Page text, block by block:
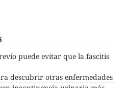
puede evitar que la fascitis
descubrir otras enfermedades